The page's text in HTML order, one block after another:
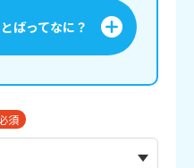
ばってなに？
須